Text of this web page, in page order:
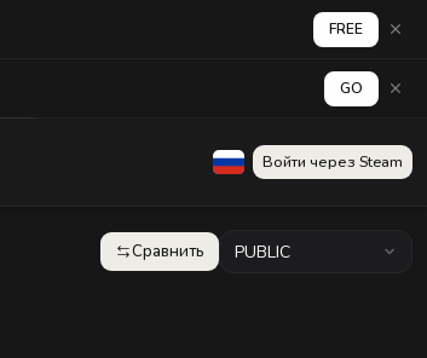
Войти через Steam
Сравнить PUBLIC
FREE
GO